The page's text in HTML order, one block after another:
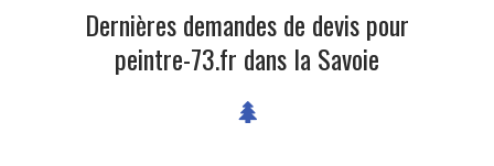
Dernières demandes de devis pour
peintre-73.fr dans la Savoie